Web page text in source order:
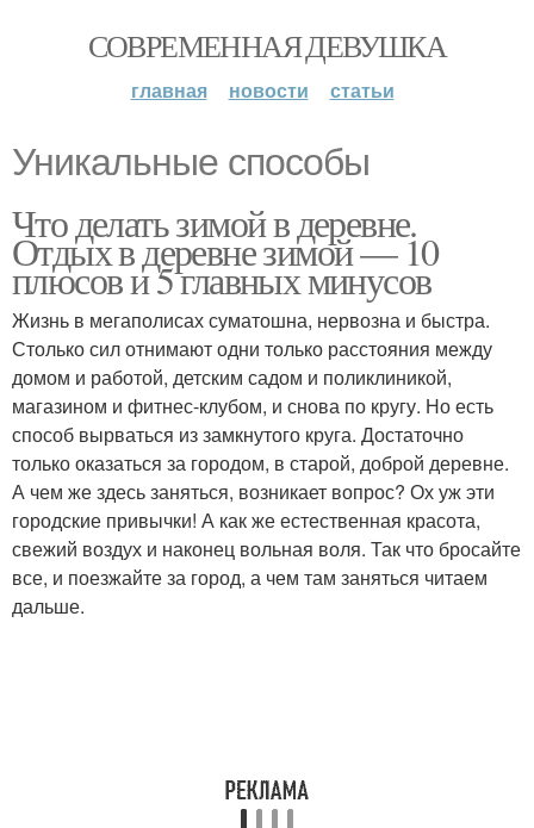
СОВРЕМЕННАЯ ДЕВУШКА
главная новости статьи
Уникальные способы
Что делать зимой в деревне.
Отдых в деревне зимой — 10
плюсов и 5 главных минусов
Жизнь в мегаполисах суматошна, нервозна и быстра.
Столько сил отнимают одни только расстояния между
домом и работой, детским садом и поликлиникой,
магазином и фитнес-клубом, и снова по кругу. Но есть
способ вырваться из замкнутого круга. Достаточно
только оказаться за городом, в старой, доброй деревне.
А чем же здесь заняться, возникает вопрос? Ох уж эти
городские привычки! А как же естественная красота,
свежий воздух и наконец вольная воля. Так что бросайте
все, и поезжайте за город, а чем там заняться читаем
дальше.